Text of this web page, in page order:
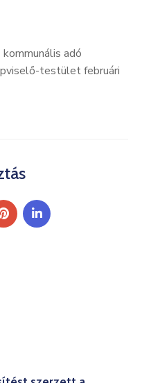
adó
testület februári